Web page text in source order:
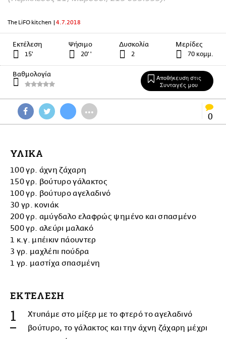
The LiFO kitchen | 4.7.2018
Βαθμολογία
Αποθήκευση στις
Συνταγές μου
Εκτέλεση
15'
Ψήσιμο
20' '
Δυσκολία
2
Μερίδες
70 κομμ.
ΥΛΙΚΑ
100 γρ. άχνη ζάχαρη
150 γρ. βούτυρο γάλακτος
100 γρ. βούτυρο αγελαδινό
30 γρ. κονιάκ
200 γρ. αμύγδαλο ελαφρώς ψημένο και σπασμένο
500 γρ. αλεύρι μαλακό
1 κ.γ. μπέικιν πάουντερ
3 γρ. μαχλέπι πούδρα
1 γρ. μαστίχα σπασμένη
ΕΚΤΕΛΕΣΗ
Χτυπάμε στο μίξερ με το φτερό το αγελαδινό
βούτυρο, το γάλακτος και την άχνη ζάχαρη μέχρι
•••
0